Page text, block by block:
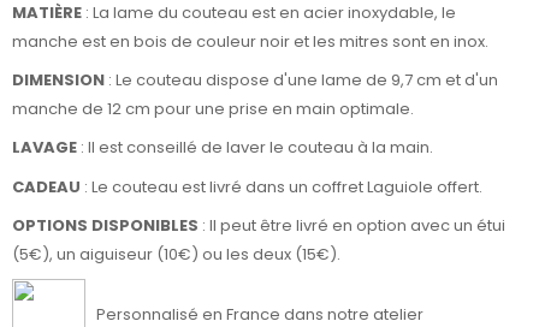
MATIÈRE : La lame du couteau est en acier inoxydable, le
manche est en bois de couleur noir et les mitres sont en inox.
DIMENSION : Le couteau dispose d'une lame de 9,7 cm et d'un
manche de 12 cm pour une prise en main optimale.
LAVAGE : Il est conseillé de laver le couteau à la main.
CADEAU : Le couteau est livré dans un coffret Laguiole offert.
OPTIONS DISPONIBLES : Il peut être livré en option avec un étui
(5€), un aiguiseur (10€) ou les deux (15€).
Personnalisé en France dans notre atelier